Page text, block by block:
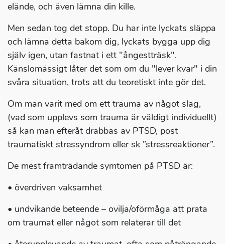
elände, och även lämna din kille.
Men sedan tog det stopp. Du har inte lyckats släppa
och lämna detta bakom dig, lyckats bygga upp dig
själv igen, utan fastnat i ett "ångestträsk".
Känslomässigt låter det som om du "lever kvar" i din
svåra situation, trots att du teoretiskt inte gör det.
Om man varit med om ett trauma av något slag,
(vad som upplevs som trauma är väldigt individuellt)
så kan man efteråt drabbas av PTSD, post
traumatiskt stressyndrom eller sk ”stressreaktioner”.
De mest framträdande symtomen på PTSD är:
• överdriven vaksamhet
• undvikande beteende – ovilja/oförmåga att prata
om traumat eller något som relaterar till det